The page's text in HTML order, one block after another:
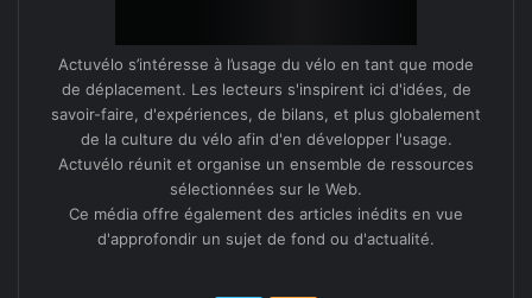
Actuvélo s’intéresse à l’usage du vélo en tant que mode
de déplacement. Les lecteurs s'inspirent ici d'idées, de
savoir-faire, d'expériences, de bilans, et plus globalement
de la culture du vélo afin d'en développer l'usage.
Actuvélo réunit et organise un ensemble de ressources
sélectionnées sur le Web.
Ce média offre également des articles inédits en vue
d'approfondir un sujet de fond ou d'actualité.